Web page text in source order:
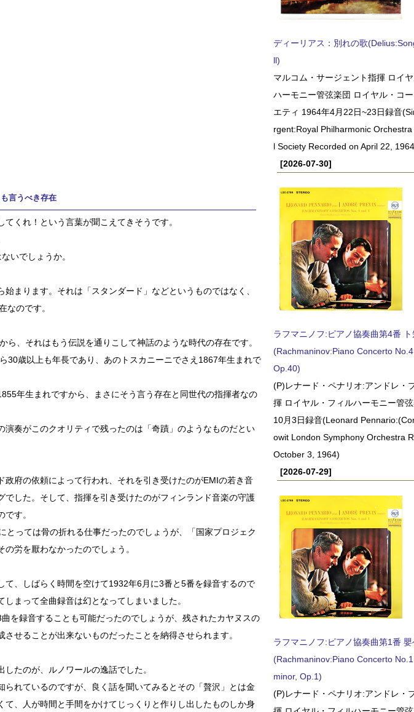
言うべき存在
くれ！という言葉が聞こえてきそうです。
いでしょうか。
まります。それは「スタンダード」などというものではなく、
なのです。
ら、それはもう伝説を通りこして神話のような時代の存在です。
30歳以上も年長であり、あのトスカニーニでさえ1867年生まれで
年生まれですから、まさにそう言う存在と同世代の指揮者なの
演奏がこのクオリティで残ったのは「奇蹟」のようなものだとい
政府の依頼によって行われ、それを引き受けたのがEMIの若き音
した。そして、指揮を引き受けたのがフィンランド音楽の守護
す。
とっては骨の折れる仕事だったのでしょうが、「国家プロジェク
労を厭わなかったのでしょう。
、しばらく時間を空けて1932年6月に3番と5番を録音するので
まって全曲録音は幻となってしまいました。
を録音することも可能だったのでしょうが、残されたカヤヌスの
せることが出来ないものだったことを納得させられます。
たのが、ルノワールの逸話でした。
られているのですが、良く話を聞いてみるとその「贅沢」とは金
、人が時間と手間をかけてじっくりと作りし出したものしか身
ディーリアス：別れの歌
ll)
マルコム・サージェント指揮 ロイ
ハーモニー管弦楽団 ロイヤル・コ
エティ 1964年4月22日~23日録音
rgent:Royal Philharmonic
l Society Recorded on April 22,
[2026-07-30]
ラフマニノフ:ピアノ協奏曲第4番
(Rachmaninov:Piano Concerto
Op.40)
(P)レナード・ペナリオ:アンドレ・
揮 ロイヤル・フィルハーモニー管
10月3日録音(Leonard
owit London Symphony Orchestra
October 3, 1964)
[2026-07-29]
ラフマニノフ:ピアノ協奏曲第1番
(Rachmaninov:Piano Concerto
minor, Op.1)
(P)レナード・ペナリオ:アンドレ・